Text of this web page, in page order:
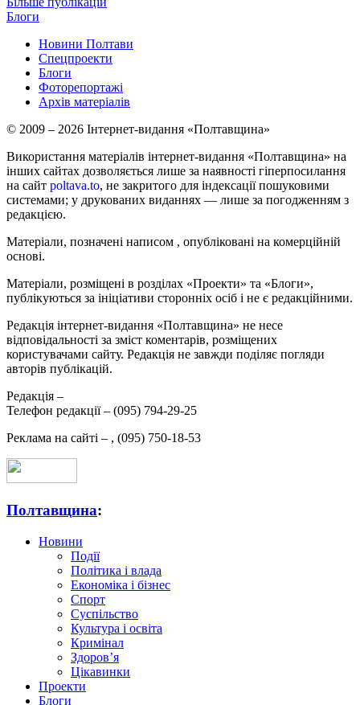
Блоги
Новини Полтави
Спецпроекти
Блоги
Фоторепортажі
Архів матеріалів
© 2009 – 2026 Інтернет-видання «Полтавщина»
Використання матеріалів інтернет-видання «Полтавщина» на
інших сайтах дозволяється лише за наявності гіперпосилання
на сайт poltava.to, не закритого для індексації пошуковими
системами; у друкованих виданнях — лише за погодженням з
редакцією.
Матеріали, позначені написом , опубліковані на комерційній
основі.
Матеріали, розміщені в розділах «Проекти» та «Блоги»,
публікуються за ініціативи сторонніх осіб і не є редакційними.
Редакція інтернет-видання «Полтавщина» не несе
відповідальності за зміст коментарів, розміщених
користувачами сайту. Редакція не завжди поділяє погляди
авторів публікацій.
Редакція –
Телефон редакції – (095) 794-29-25
Реклама на сайті – , (095) 750-18-53
Полтавщина:
Новини
Події
Політика і влада
Економіка і бізнес
Спорт
Суспільство
Культура і освіта
Кримінал
Здоров’я
Цікавинки
Проекти
Блоги